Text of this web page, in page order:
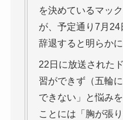
を決めているマッ
が、予定通り7月
辞退すると明らかに
22日に放送された
習ができず（五輪
できない」と悩み
ことには「胸が張